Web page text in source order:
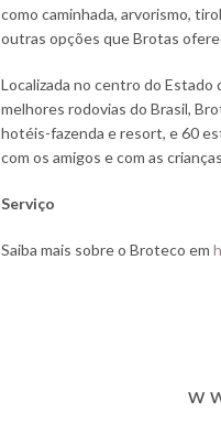
como caminhada, arvorismo,
outras opções que Brotas
Localizada no centro do Estado
melhores rodovias do Brasil,
hotéis-fazenda e resort, e 60
com os amigos e com as
Serviço
Saiba mais sobre o Broteco em